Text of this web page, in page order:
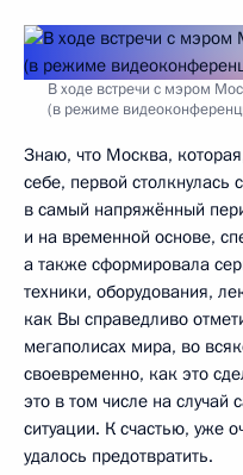
В ходе встречи с мэром
(в режиме
Знаю, что Москва,
себе, первой
в самый напряжённый
и на временной основе,
а также сформировала
техники, оборудования,
как Вы справедливо
мегаполисах мира, во
своевременно, как это
это в том числе на случай
ситуации. К счастью, уже
удалось предотвратить.